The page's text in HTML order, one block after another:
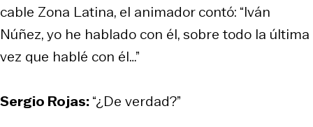
cable Zona Latina, el animador contó: “Iván
Núñez, yo he hablado con él, sobre todo la última
vez que hablé con él…”
Sergio Rojas:“¿De verdad?”